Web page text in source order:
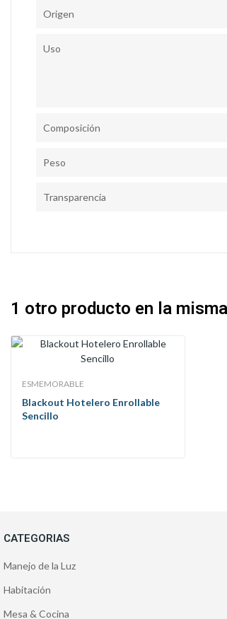
Origen
Uso
Composición
Peso
Transparencia
1 otro producto en la
ESMEMORABLE
Blackout Hotelero Enrollable
Sencillo
CATEGORIAS
Manejo de la Luz
Habitación
Mesa & Cocina